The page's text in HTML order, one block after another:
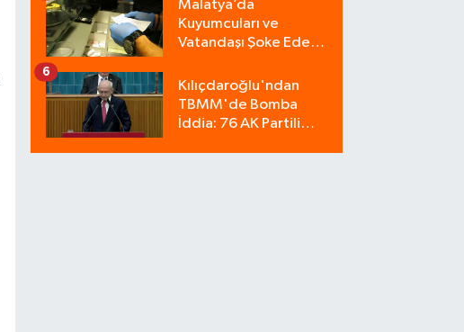
Malatya’da
Kuyumcuları ve
Vatandaşı Şoke Eden
Milyonluk Tuzağı Polis
Bozdu!
Kılıçdaroğlu'ndan
TBMM'de Bomba
İddia: 76 AK Partili
6